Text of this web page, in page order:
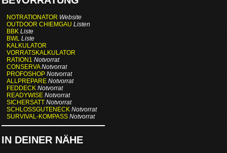
NOTRATIONATOR Website
OUTDOOR CHIEMGAU Listen
BBK Liste
BWL Liste
KALKULATOR
VORRATSKALKULATOR
RATION1 Notvorrat
CONSERVA Notvorrat
PROFOSHOP Notvorrat
ALLPREPARE Notvorrat
FEDDECK Notvorrat
READYWISE Notvorrat
SICHERSATT Notvorrat
SCHLOSSGUTENECK Notvorrat
SURVIVAL-KOMPASS Notvorrat
IN DEINER NÄHE